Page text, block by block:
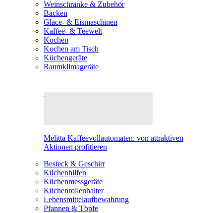
Weinschränke & Zubehör
Backen
Glace- & Eismaschinen
Kaffee- & Teewelt
Kochen
Kochen am Tisch
Küchengeräte
Raumklimageräte
Melitta Kaffeevollautomaten: von attraktiven
Aktionen profitieren
Besteck & Geschirr
Küchenhilfen
Küchenmessgeräte
Küchenrollenhalter
Lebensmittelaufbewahrung
Pfannen & Töpfe